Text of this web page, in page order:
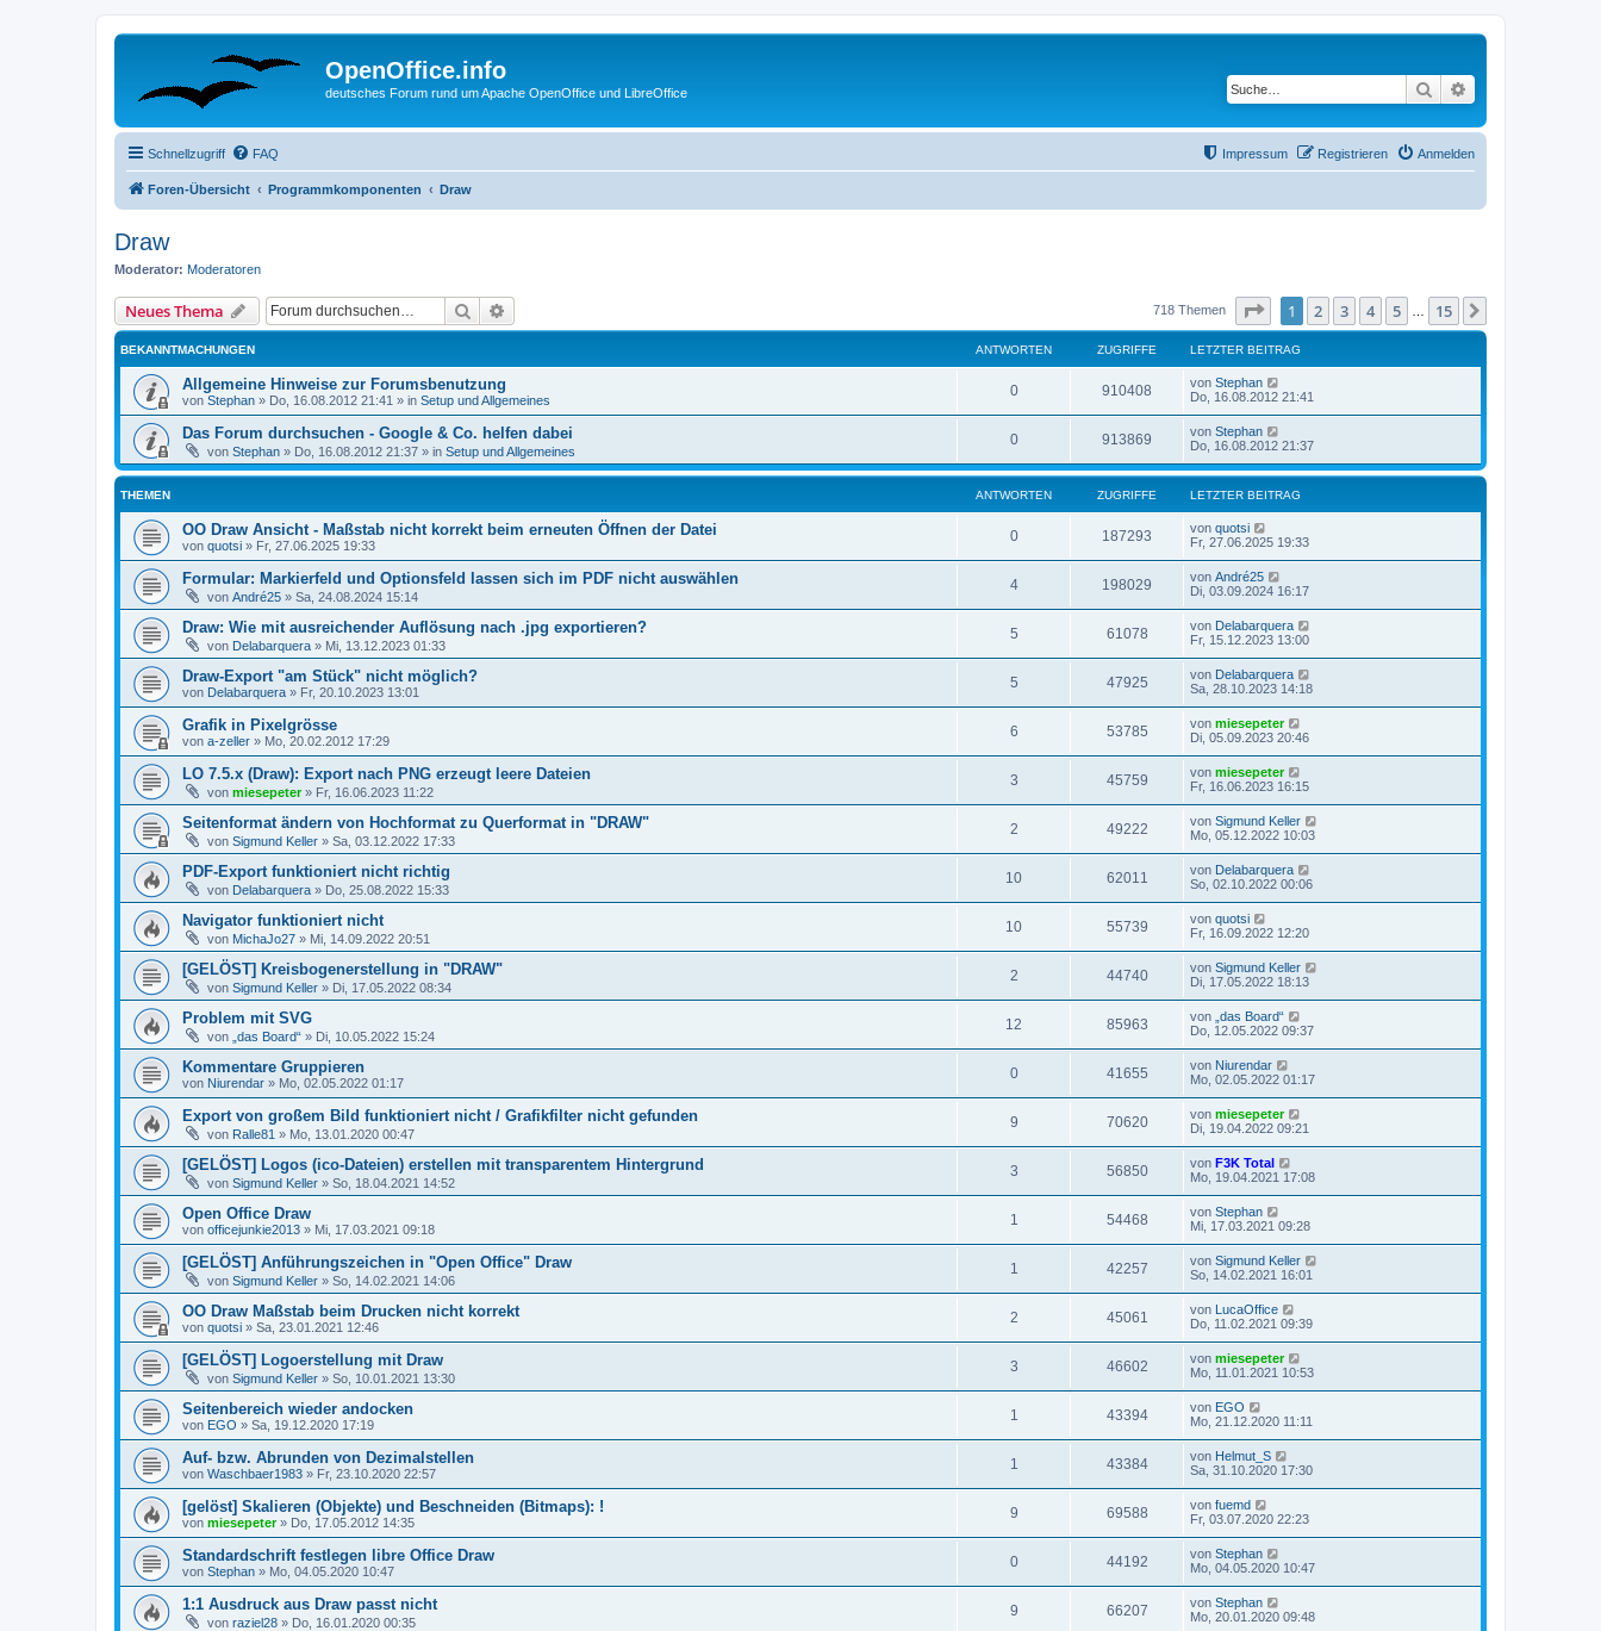
OpenOffice.info
deutsches Forum rund um Apache OpenOffice und LibreOffice Suche
Schnellzugriff FAQ Anmelden
Registrieren
Impressum
Foren-Übersicht Programmkomponenten Draw
Draw
Moderator: Moderatoren
Neues Thema Suche 718 Themen Seite von15
1 2 3 4 5 15
BEKANNTMACHUNGEN ANTWORTEN ZUGRIFFE LETZTER BEITRAG
Allgemeine Hinweise zur Forumsbenutzung
von Stephan » Do, 16.08.2012 21:41 » in Setup und Allgemeines
0 910408 von Stephan
Do, 16.08.2012 21:41
Das Forum durchsuchen - Google & Co. helfen dabei
von Stephan » Do, 16.08.2012 21:37 » in Setup und Allgemeines
0 913869 von Stephan
Do, 16.08.2012 21:37
THEMEN ANTWORTEN ZUGRIFFE LETZTER BEITRAG
OO Draw Ansicht - Maßstab nicht korrekt beim erneuten Öffnen der Datei
von quotsi » Fr, 27.06.2025 19:33
0 187293 von quotsi
Fr, 27.06.2025 19:33
Formular: Markierfeld und Optionsfeld lassen sich im PDF nicht auswählen
von André25 » Sa, 24.08.2024 15:14
4 198029 von André25
Di, 03.09.2024 16:17
Draw: Wie mit ausreichender Auflösung nach .jpg exportieren?
von Delabarquera » Mi, 13.12.2023 01:33
5 61078 von Delabarquera
Fr, 15.12.2023 13:00
Draw-Export "am Stück" nicht möglich?
von Delabarquera » Fr, 20.10.2023 13:01
5 47925 von Delabarquera
Sa, 28.10.2023 14:18
Grafik in Pixelgrösse
von a-zeller » Mo, 20.02.2012 17:29
6 53785 von miesepeter
Di, 05.09.2023 20:46
LO 7.5.x (Draw): Export nach PNG erzeugt leere Dateien
von miesepeter» Fr, 16.06.2023 11:22
3 45759 von miesepeter
Fr, 16.06.2023 16:15
Seitenformat ändern von Hochformat zu Querformat in "DRAW"
von Sigmund Keller » Sa, 03.12.2022 17:33
2 49222 von Sigmund Keller
Mo, 05.12.2022 10:03
PDF-Export funktioniert nicht richtig
von Delabarquera » Do, 25.08.2022 15:33
10 62011 von Delabarquera
So, 02.10.2022 00:06
Navigator funktioniert nicht
von MichaJo27 » Mi, 14.09.2022 20:51
10 55739 von quotsi
Fr, 16.09.2022 12:20
[GELÖST] Kreisbogenerstellung in "DRAW"
von Sigmund Keller » Di, 17.05.2022 08:34
2 44740 von Sigmund Keller
Di, 17.05.2022 18:13
Problem mit SVG
von „das Board“ » Di, 10.05.2022 15:24
12 85963 von „das Board“
Do, 12.05.2022 09:37
Kommentare Gruppieren
von Niurendar » Mo, 02.05.2022 01:17
0 41655 von Niurendar
Mo, 02.05.2022 01:17
Export von großem Bild funktioniert nicht / Grafikfilter nicht gefunden
von Ralle81 » Mo, 13.01.2020 00:47
9 70620 von miesepeter
Di, 19.04.2022 09:21
[GELÖST] Logos (ico-Dateien) erstellen mit transparentem Hintergrund
von Sigmund Keller » So, 18.04.2021 14:52
3 56850 von F3K Total
Mo, 19.04.2021 17:08
Open Office Draw
von officejunkie2013 » Mi, 17.03.2021 09:18
1 54468 von Stephan
Mi, 17.03.2021 09:28
[GELÖST] Anführungszeichen in "Open Office" Draw
von Sigmund Keller » So, 14.02.2021 14:06
1 42257 von Sigmund Keller
So, 14.02.2021 16:01
OO Draw Maßstab beim Drucken nicht korrekt
von quotsi » Sa, 23.01.2021 12:46
2 45061 von LucaOffice
Do, 11.02.2021 09:39
[GELÖST] Logoerstellung mit Draw
von Sigmund Keller » So, 10.01.2021 13:30
3 46602 von miesepeter
Mo, 11.01.2021 10:53
Seitenbereich wieder andocken
von EGO » Sa, 19.12.2020 17:19
1 43394 von EGO
Mo, 21.12.2020 11:11
Auf- bzw. Abrunden von Dezimalstellen
von Waschbaer1983 » Fr, 23.10.2020 22:57
1 43384 von Helmut_S
Sa, 31.10.2020 17:30
[gelöst] Skalieren (Objekte) und Beschneiden (Bitmaps): !
von miesepeter» Do, 17.05.2012 14:35
9 69588 von fuemd
Fr, 03.07.2020 22:23
Standardschrift festlegen libre Office Draw
von Stephan » Mo, 04.05.2020 10:47
0 44192 von Stephan
Mo, 04.05.2020 10:47
1:1 Ausdruck aus Draw passt nicht
von raziel28 » Do, 16.01.2020 00:35
9 66207 von Stephan
Mo, 20.01.2020 09:48